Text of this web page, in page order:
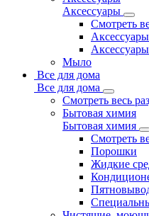
Аксессуары
Смотреть
Мыло
Все для дома
Все для дома
Смотреть весь
Бытовая химия
Бытовая химия
Смотреть
Порошки
Жидкие